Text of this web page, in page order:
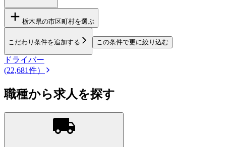
栃木県の市区町村を選ぶ
こだわり条件を追加する この条件で更に絞り込む
ドライバー
(22,681件）
職種から求人を探す